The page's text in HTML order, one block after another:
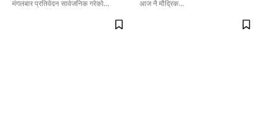
मंगलबार प्रतिवेदन सार्वजनिक गरेको...
आज नै मौद्रिक...